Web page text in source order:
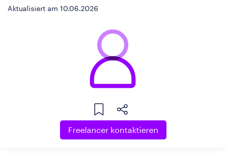
Aktualisiert am 10.06.2026
Freelancer kontaktieren